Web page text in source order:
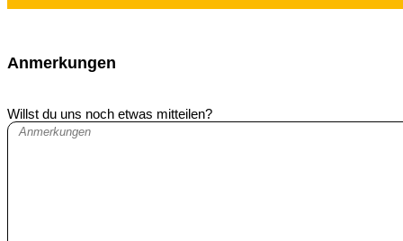
Anmerkungen
Willst du uns noch etwas mitteilen?